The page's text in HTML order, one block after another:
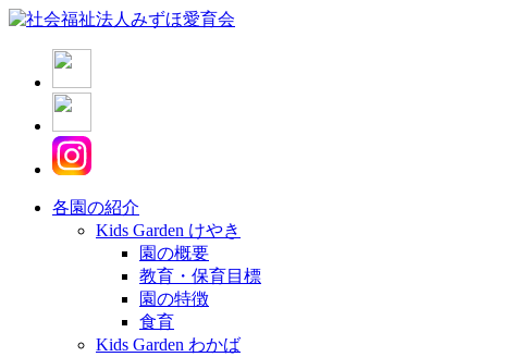
各園の紹介
Kids Garden けやき
園の概要
教育・保育目標
園の特徴
食育
Kids Garden わかば